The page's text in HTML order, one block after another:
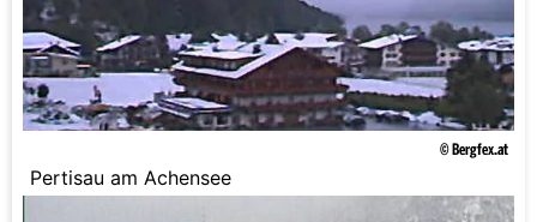
© Bergfex.at
Pertisau am Achensee